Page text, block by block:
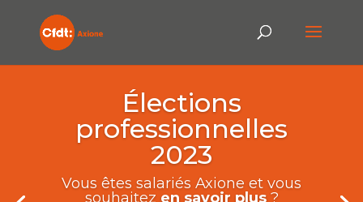
Élections
professionnelles
2023
Vous êtes salariés Axione et vous
souhaitez en savoir plus?